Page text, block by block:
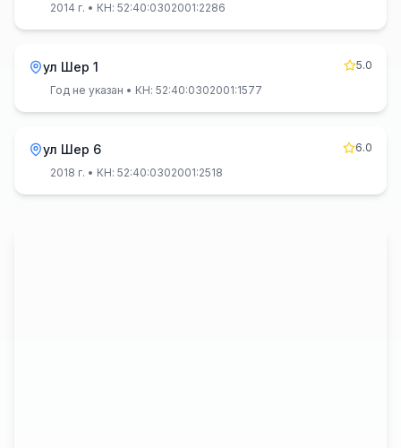
2014 г. • КН: 52:40:0302001:2286
ул Шер 1
5.0
Год не указан • КН: 52:40:0302001:1577
ул Шер 6
6.0
2018 г. • КН: 52:40:0302001:2518